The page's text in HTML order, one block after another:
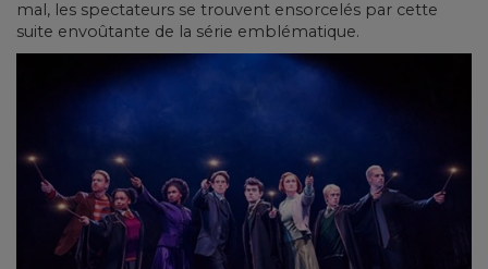
mal, les spectateurs se trouvent ensorcelés par cette
suite envoûtante de la série emblématique.